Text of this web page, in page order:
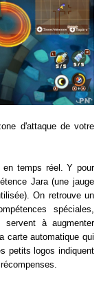
d'attaque de votre
temps réel. Y pour
Jara (une jauge
On retrouve un
spéciales,
servent à augmenter
carte automatique qui
petits logos indiquent